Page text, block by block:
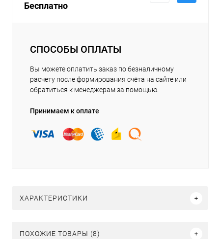
Бесплатно
СПОСОБЫ ОПЛАТЫ
Вы можете оплатить заказ по безналичному
расчету после формирования счёта на сайте или
обратиться к менеджерам за помощью.
Принимаем к оплате
ХАРАКТЕРИСТИКИ
ПОХОЖИЕ ТОВАРЫ (8)